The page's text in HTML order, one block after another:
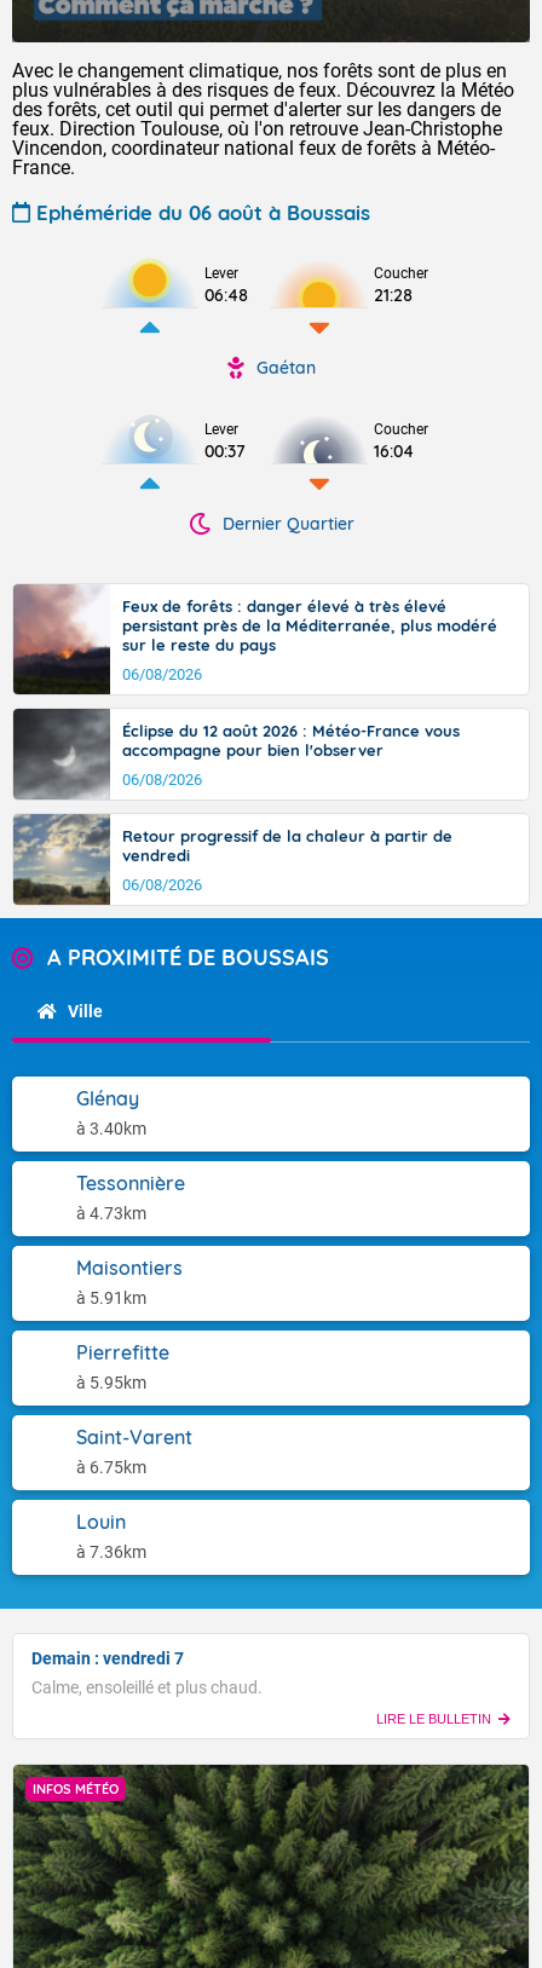
Avec le changement climatique, nos forêts sont de plus en
plus vulnérables à des risques de feux. Découvrez la Météo
des forêts, cet outil qui permet d'alerter sur les dangers de
feux. Direction Toulouse, où l'on retrouve Jean-Christophe
Vincendon, coordinateur national feux de forêts à Météo-
France.
Ephéméride du 06 août à Boussais
Lever
06:48
Coucher
21:28
Gaétan
Lever
00:37
Coucher
16:04
Dernier Quartier
Feux de forêts : danger élevé à très élevé
persistant près de la Méditerranée, plus modéré
sur le reste du pays
06/08/2026
Éclipse du 12 août 2026 : Météo-France vous
accompagne pour bien l'observer
06/08/2026
Retour progressif de la chaleur à partir de
vendredi
06/08/2026
A PROXIMITÉ DE BOUSSAIS
Ville
Glénay
à 3.40km
Tessonnière
à 4.73km
Maisontiers
à 5.91km
Pierrefitte
à 5.95km
Saint-Varent
à 6.75km
Louin
à 7.36km
Demain : vendredi 7
Calme, ensoleillé et plus chaud.
LIRE LE BULLETIN
INFOS MÉTÉO